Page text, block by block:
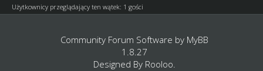
Użytkownicy przeglądający ten wątek: 1 gości
Community Forum Software by MyBB
1.8.27
Designed By Rooloo